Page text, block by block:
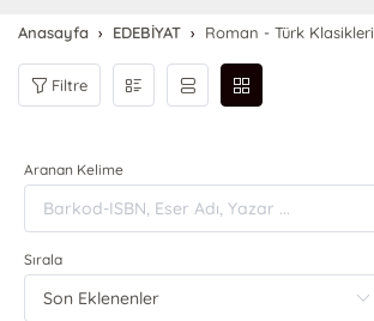
Anasayfa EDEBİYAT Roman - Türk Klasikleri
Filtre
Aranan Kelime
Sırala